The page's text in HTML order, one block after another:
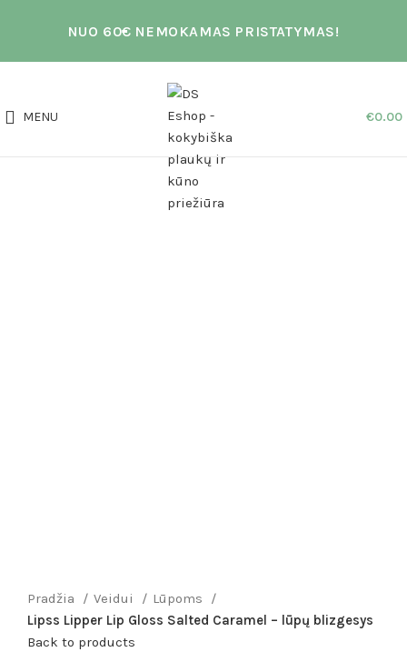
NUO 60€ NEMOKAMAS PRISTATYMAS!
MENU €0.00
Pradžia Veidui
Lūpoms
Lipss Lipper Lip Gloss Salted Caramel – lūpų blizgesys
Back to products